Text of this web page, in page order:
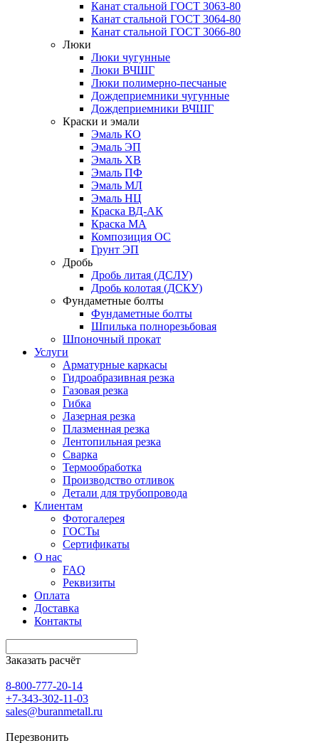
Канат стальной ГОСТ 3063-80
Канат стальной ГОСТ 3064-80
Канат стальной ГОСТ 3066-80
Люки
Люки чугунные
Люки ВЧШГ
Люки полимерно-песчаные
Дождеприемники чугунные
Дождеприемники ВЧШГ
Краски и эмали
Эмаль КО
Эмаль ЭП
Эмаль ХВ
Эмаль ПФ
Эмаль МЛ
Эмаль НЦ
Краска ВД-АК
Краска МА
Композиция ОС
Грунт ЭП
Дробь
Дробь литая (ДСЛУ)
Дробь колотая (ДСКУ)
Фундаметные болты
Фундаметные болты
Шпилька полнорезьбовая
Шпоночный прокат
Услуги
Арматурные каркасы
Гидроабразивная резка
Газовая резка
Гибка
Лазерная резка
Плазменная резка
Лентопильная резка
Сварка
Термообработка
Производство отливок
Детали для трубопровода
Клиентам
Фотогалерея
ГОСТы
Сертификаты
О нас
FAQ
Реквизиты
Оплата
Доставка
Контакты
Заказать расчёт
8-800-777-20-14
+7-343-302-11-03
sales@buranmetall.ru
Перезвонить